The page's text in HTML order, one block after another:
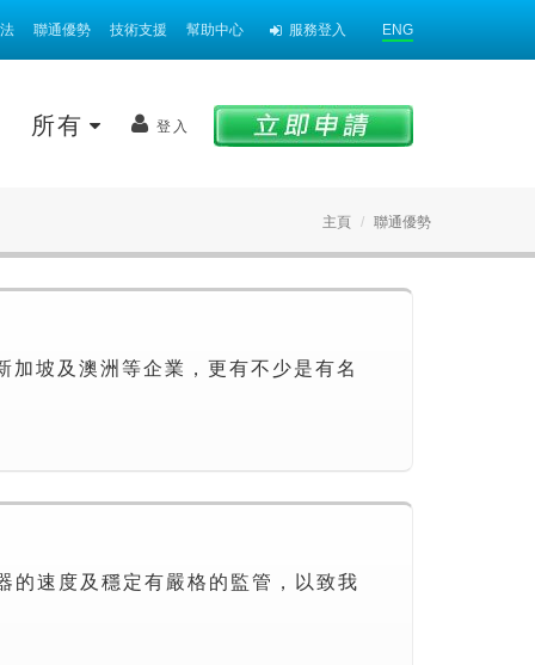
聯通優勢 技術支援 幫助中心 服務登入 ENG
所有 登入
主頁 聯通優勢
坡及澳洲等企業，更有不少是有名
速度及穩定有嚴格的監管，以致我